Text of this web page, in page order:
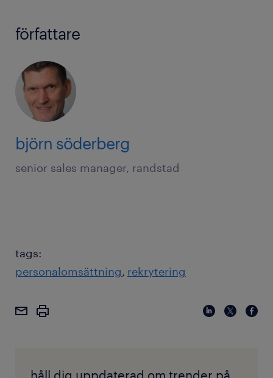
författare
björn söderberg
senior sales manager, randstad
tags:
personalomsättning rekrytering
håll dig uppdaterad om trender på